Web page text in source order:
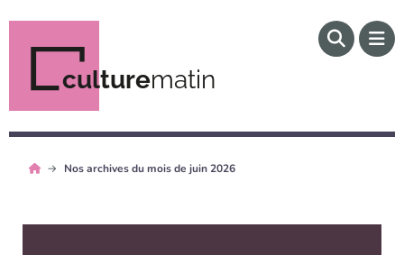
culturematin
Nos archives du mois de juin 2026